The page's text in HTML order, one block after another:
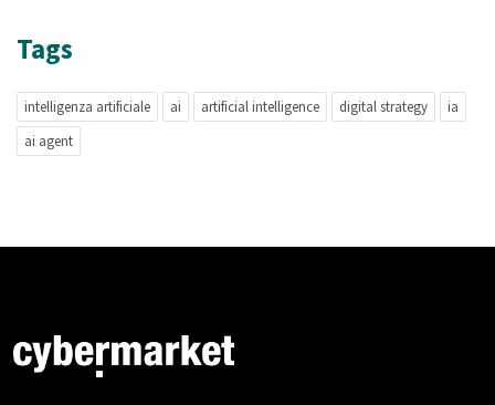
Tags
intelligenza artificiale ai artificial intelligence digital strategy
ia
ai agent